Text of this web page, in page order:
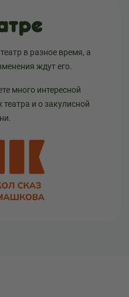
в разное время, а
ждут его.
много интересной
и о закулисной